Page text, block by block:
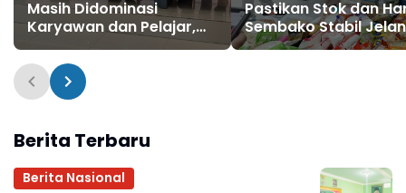
Masih Didominasi
Karyawan dan Pelajar,
Polres Dorong
Transportasi Pelajar
Terpadu
Pastikan Stok dan
Sembako Stabil
Idul Fitri 1447 H
Berita Terbaru
Berita Nasional